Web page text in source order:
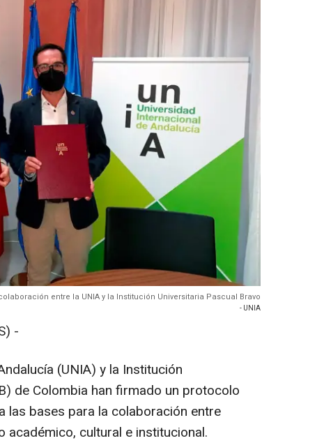
entre la UNIA y la Institución Universitaria Pascual Bravo
- UNIA
-
(UNIA) y la Institución
de Colombia han firmado un protocolo
las bases para la colaboración entre
cultural e institucional.